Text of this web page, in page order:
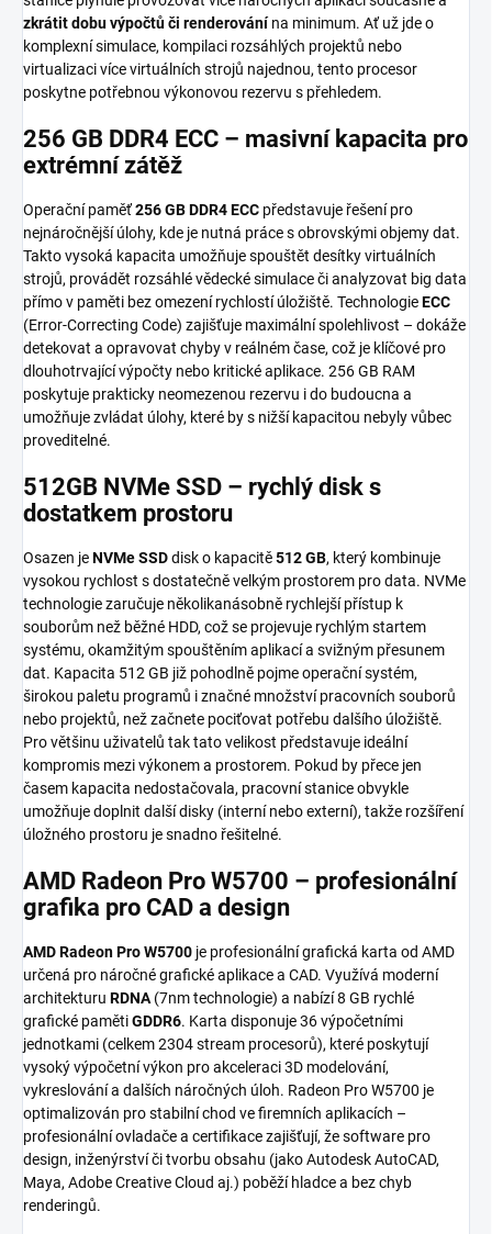
zkrátit dobu výpočtů či renderovánína minimum. Ať už jde o
komplexní simulace, kompilaci rozsáhlých projek­tů nebo
virtualizaci více virtuálních strojů najednou, tento procesor
poskytne potřebnou výkonovou rezervu s přehledem.
256 GB DDR4 ECC – masivní kapacita pro
extrémní zátěž
Operační paměť256 GB DDR4 ECC představuje řešení pro
nejnáročnější úlohy, kde je nutná práce s obrovskými objemy dat.
Takto vysoká kapacita umožňuje spouštět desítky virtuálních
strojů, provádět rozsáhlé vědecké simulace či analyzovat big data
přímo v paměti bez omezení rychlostí úložiště. TechnologieECC
(Error-Correcting Code) zajišťuje maximální spolehlivost – dokáže
detekovat a opravovat chyby v reálném čase, což je klíčové pro
dlouhotrvající výpočty nebo kritické aplikace. 256 GB RAM
poskytuje prakticky neomezenou rezervu i do budoucna a
umožňuje zvládat úlohy, které by s nižší kapacitou nebyly vůbec
proveditelné.
512GB NVMe SSD – rychlý disk s
dostatkem prostoru
Osazen jeNVMe SSDdisk o kapacitě512 GB, který kombinuje
vysokou rychlost s dostatečně velkým prostorem pro data. NVMe
technologie zaručuje několikanásobně rychlejší přístup k
souborům než běžné HDD, což se projevuje rychlým startem
systému, okamžitým spouštěním aplikací a svižným přesunem
dat. Kapacita 512 GB již pohodlně pojme operační systém,
širokou paletu programů i značné množství pracovních souborů
nebo projektů, než začnete pociťovat potřebu dalšího úložiště.
Pro většinu uživatelů tak tato velikost představuje ideální
kompromis mezi výkonem a prostorem. Pokud by přece jen
časem kapacita nedostačovala, pracovní stanice obvykle
umožňuje doplnit další disky (interní nebo externí), takže rozšíření
úložného prostoru je snadno řešitelné.
AMD Radeon Pro W5700 – profesionální
grafika pro CAD a design
AMD Radeon Pro W5700 je profesionální grafická karta od AMD
určená pro náročné grafické aplikace a CAD. Využívá moderní
architekturu RDNA(7nm technologie) a nabízí 8 GB rychlé
grafické pamětiGDDR6. Karta disponuje 36 výpočetními
jednotkami (celkem 2304 stream procesorů), které poskytují
vysoký výpočetní výkon pro akceleraci 3D modelování,
vykreslování a dalších náročných úloh. Radeon Pro W5700 je
optimalizován pro stabilní chod ve firemních aplikacích –
profesionální ovladače a certifikace zajišťují, že software pro
design, inženýrství či tvorbu obsahu (jako Autodesk AutoCAD,
Maya, Adobe Creative Cloud aj.) poběží hladce a bez chyb
renderingů.